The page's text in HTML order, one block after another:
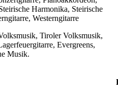
Harmonika, Steirische
Westerngitarre
Tiroler Volksmusik,
Evergreens,
Musik.